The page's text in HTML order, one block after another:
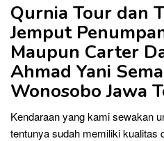
Qurnia Tour dan
Jemput
Maupun Carter
Ahmad Yani
Wonosobo Jawa
Kendaraan yang kami sewakan
tentunya sudah memiliki kualitas